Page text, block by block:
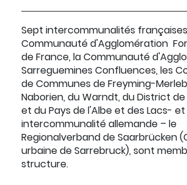
Sept intercommunalités
Communauté d'Agglomération
de France, la Communauté
Sarreguemines Confluences, les
de Communes de Freyming-
Naborien, du Warndt, du District
et du Pays de l'Albe et des Lacs-
intercommunalité allemande – le
Regionalverband de Saarbrücken
urbaine de Sarrebruck), sont
structure.